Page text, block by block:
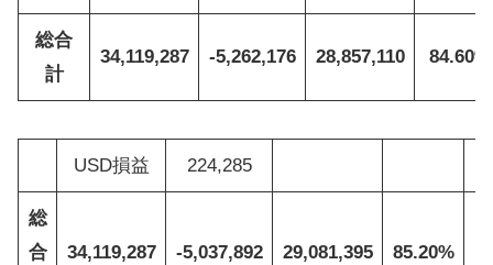
総合
計
34,119,287 -5,262,176 28,857,110 84.60%
USD損益 224,285
総
合
34,119,287 -5,037,892 29,081,395 85.20%